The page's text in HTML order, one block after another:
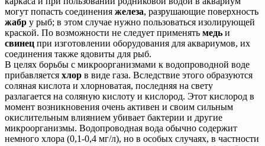
могут попасть соединения железа, разрушающие поверхность
жабр у рыб; в этом случае нужно пользоваться изолирующей
краской. По возможности не следует применять медь и
свинец при изготовлении оборудования для аквариумов, их
соединения также ядовиты для рыб.
В целях борьбы с микроорганизмами к водопроводной воде
прибавляется хлор в виде газа. Вследствие этого образуются
соляная кислота и хлорноватая, последняя на свету
разлагается на соляную кислоту и кислород. Этот кислород в
момент возникновения очень активен и своим сильным
окислительным влиянием убивает бактерии и другие
микроорганизмы. Водопроводная вода обычно содержит
немного хлора (0,1-0,4 мг/л), но в особых случаях, в частности